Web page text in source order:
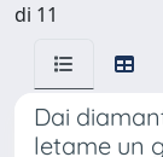
di 11
Dai
letame un